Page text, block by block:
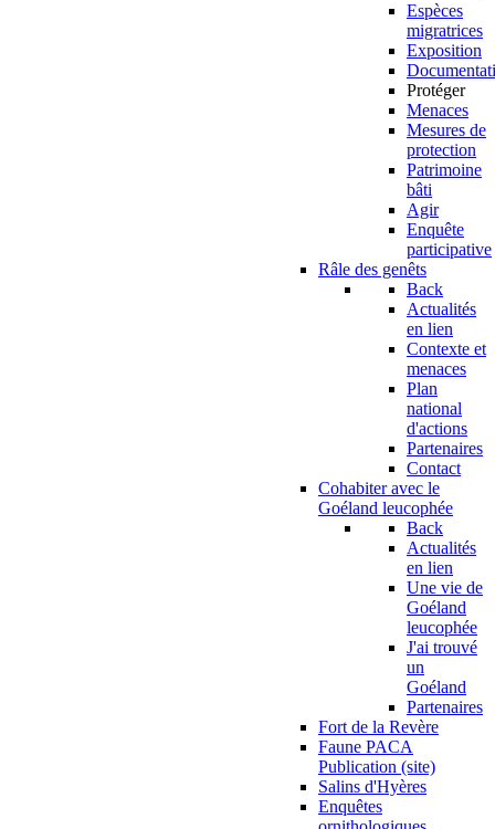
Espèces
migratrices
Exposition
Protéger
Menaces
Mesures de
protection
Patrimoine
bâti
Agir
Enquête
participative
Râle des genêts
Back
Actualités
en lien
Contexte et
menaces
Plan
national
d'actions
Partenaires
Contact
Cohabiter avec le
Goéland leucophée
Back
Actualités
en lien
Une vie de
Goéland
leucophée
J'ai trouvé
un
Goéland
Partenaires
Fort de la Revère
Faune PACA
Publication (site)
Salins d'Hyères
Enquêtes